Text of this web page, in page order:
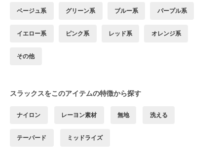
ベージュ系 グリーン系 ブルー系 パープル系
イエロー系 ピンク系 レッド系 オレンジ系
その他
スラックスをこのアイテムの特徴から探す
ナイロン レーヨン素材 無地 洗える
テーパード ミッドライズ